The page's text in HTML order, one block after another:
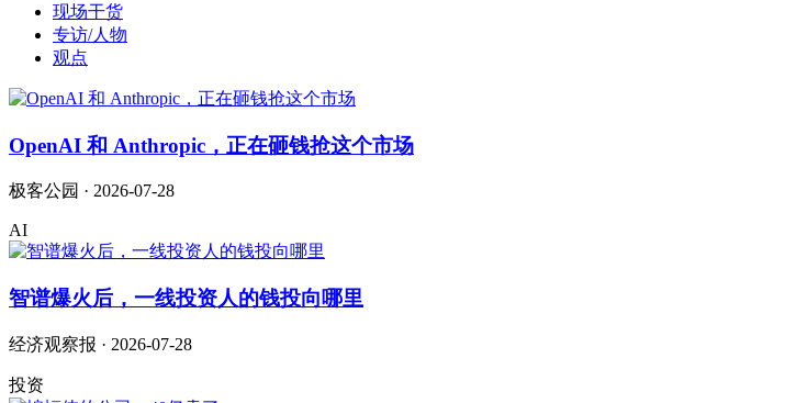
现场干货
专访/人物
观点
OpenAI 和 Anthropic，正在砸钱抢这个市场
极客公园 · 2026-07-28
AI
智谱爆火后，一线投资人的钱投向哪里
经济观察报 · 2026-07-28
投资